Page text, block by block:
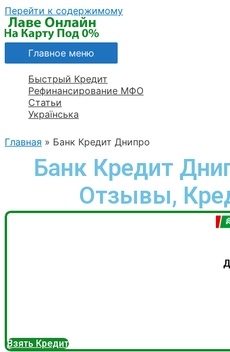
Перейти к содержимому
Главное меню
Быстрый Кредит
Рефинансирование МФО
Статьи
Українська
Главная Банк Кредит Днипро
Банк Кредит
Отзывы,
Взять Кредит